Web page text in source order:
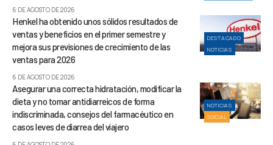
6 DE AGOSTO DE 2026
DESTACADO
NOTICIAS
Henkel ha obtenido unos sólidos resultados de
ventas y beneficios en el primer semestre y
mejora sus previsiones de crecimiento de las
ventas para 2026
6 DE AGOSTO DE 2026
NOTICIAS
SOCIAL
Asegurar una correcta hidratación, modificar la
dieta y no tomar antidiarreicos de forma
indiscriminada, consejos del farmacéutico en
casos leves de diarrea del viajero